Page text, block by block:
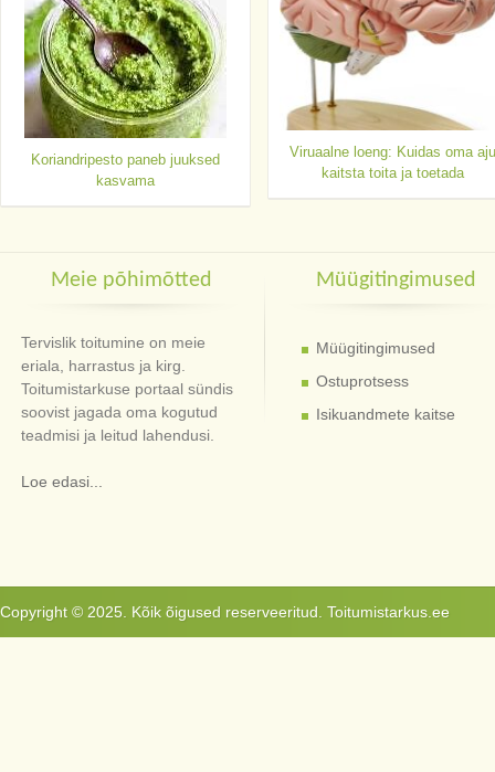
Koriandripesto paneb juuksed
kasvama
Viruaalne loeng: Kuidas oma aju
kaitsta toita ja toetada
Meie põhimõtted
Tervislik toitumine on meie
eriala, harrastus ja kirg.
Toitumistarkuse portaal sündis
soovist jagada oma kogutud
teadmisi ja leitud lahendusi.
Loe edasi...
Müügitingimused
Müügitingimused
Ostuprotsess
Isikuandmete kaitse
Copyright © 2025. Kõik õigused reserveeritud. Toitumistarkus.ee